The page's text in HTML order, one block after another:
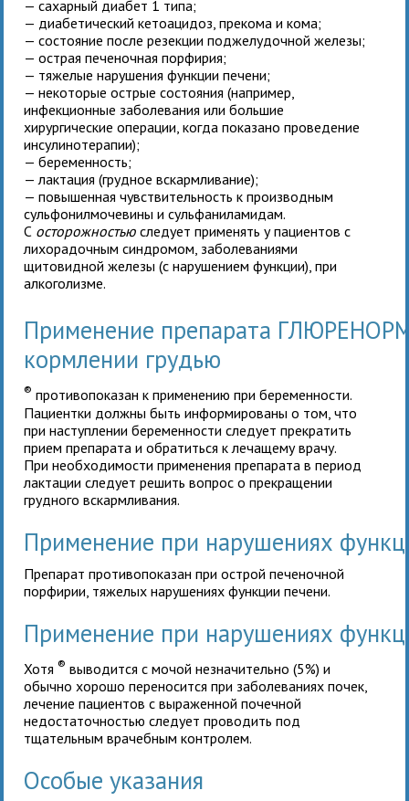
— сахарный диабет 1 типа;
— диабетический кетоацидоз, прекома и кома;
— состояние после резекции поджелудочной железы;
— острая печеночная порфирия;
— тяжелые нарушения функции печени;
— некоторые острые состояния (например,
инфекционные заболевания или большие
хирургические операции, когда показано проведение
инсулинотерапии);
— беременность;
— лактация (грудное вскармливание);
— повышенная чувствительность к производным
сульфонилмочевины и сульфаниламидам.
С осторожностью следует применять у пациентов с
лихорадочным синдромом, заболеваниями
щитовидной железы (с нарушением функции), при
алкоголизме.
Применение препарата
кормлении грудью
® противопоказан к применению при беременности.
Пациентки должны быть информированы о том, что
при наступлении беременности следует прекратить
прием препарата и обратиться к лечащему врачу.
При необходимости применения препарата в период
лактации следует решить вопрос о прекращении
грудного вскармливания.
Применение при нарушениях
Препарат противопоказан при острой печеночной
порфирии, тяжелых нарушениях функции печени.
Применение при нарушениях
Хотя® выводится с мочой незначительно (5%) и
обычно хорошо переносится при заболеваниях почек,
лечение пациентов с выраженной почечной
недостаточностью следует проводить под
тщательным врачебным контролем.
Особые указания